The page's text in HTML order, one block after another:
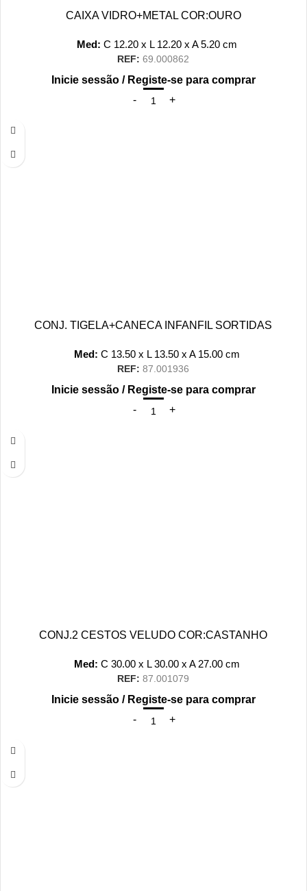
CAIXA VIDRO+METAL COR:OURO
Med: C 12.20 x L 12.20 x A5.20cm
REF: 69.000862
Inicie sessão / Registe-se para comprar
CONJ. TIGELA+CANECA INFANFIL SORTIDAS
Med: C 13.50 x L 13.50 x A 15.00cm
REF: 87.001936
Inicie sessão / Registe-se para comprar
CONJ.2 CESTOS VELUDO COR:CASTANHO
Med: C 30.00 x L30.00 x A 27.00cm
REF: 87.001079
Inicie sessão / Registe-se para comprar